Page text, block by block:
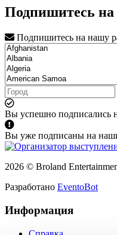
Подпишитесь на
Подпишитесь на нашу
Вы успешно подписались
Вы уже подписаны на
2026 © Broland
Разработано EventoBot
Информация